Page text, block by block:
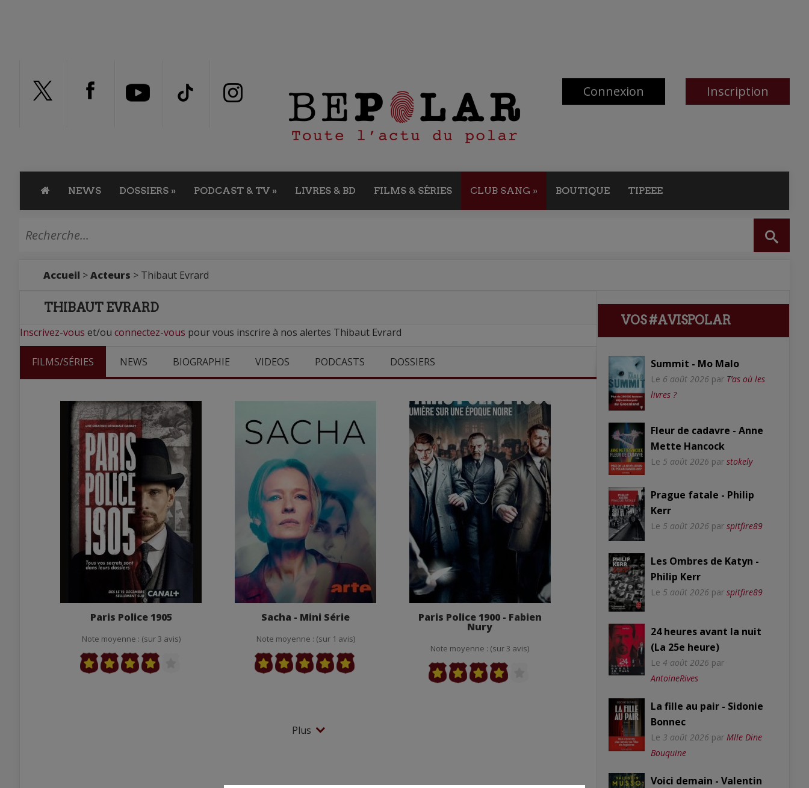
Connexion Inscription
NEWS DOSSIERS » PODCAST & TV » LIVRES & BD FILMS & SÉRIES CLUB SANG » BOUTIQUE TIPEEE
Accueil >Acteurs > Thibaut Evrard
THIBAUT EVRARD
Inscrivez-vous et/ou connectez-vous pour vous inscrire à nos alertes Thibaut Evrard
FILMS/SÉRIES NEWS BIOGRAPHIE VIDEOS PODCASTS DOSSIERS
Paris Police 1905
Note moyenne : (sur 3 avis)
Sacha - Mini Série
Note moyenne : (sur 1 avis)
Paris Police 1900 - Fabien
Nury
Note moyenne : (sur 3 avis)
Plus
VOS #AVISPOLAR
Summit - Mo Malo
Le 6 août 2026 par T’as où les
livres ?
Fleur de cadavre - Anne
Mette Hancock
Le 5 août 2026 par stokely
Prague fatale - Philip
Kerr
Le 5 août 2026 par spitfire89
Les Ombres de Katyn -
Philip Kerr
Le 5 août 2026 par spitfire89
24 heures avant la nuit
(La 25e heure)
Le 4 août 2026 par
AntoineRives
La fille au pair - Sidonie
Bonnec
Le 3 août 2026 par Mlle Dine
Bouquine
Voici demain - Valentin